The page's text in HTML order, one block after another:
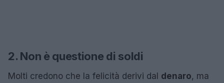
2. Non è questione di soldi
Molti credono che la felicità derivi dal denaro, ma